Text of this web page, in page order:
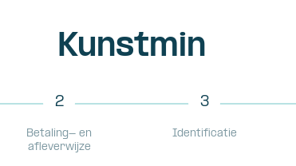
Kunstmin
2
Betaling- en
afleverwijze
3
Identificatie